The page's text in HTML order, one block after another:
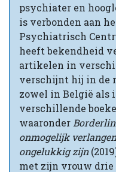
psychiater en
is verbonden aan
Psychiatrisch
heeft bekendheid
artikelen in
verschijnt hij in de
zowel in België als
verschillende
waaronder
onmogelijk
ongelukkig zijn
met zijn vrouw